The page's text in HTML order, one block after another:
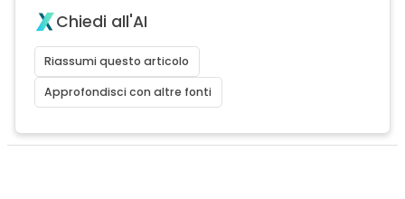
Chiedi all'AI
Riassumi questo articolo
Approfondisci con altre fonti